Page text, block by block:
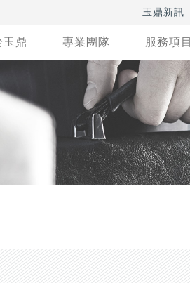
玉鼎新訊
玉鼎 專業團隊 服務項目